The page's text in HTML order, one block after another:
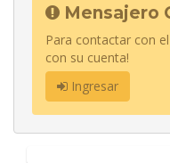
Mensajero
Para contactar con
con su cuenta!
Ingresar